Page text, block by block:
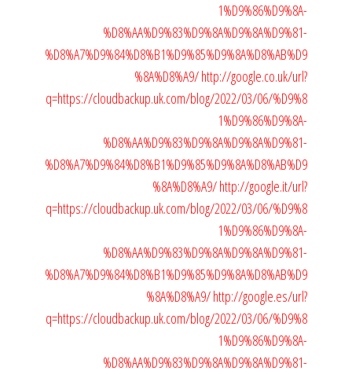
1%D9%86%D9%8A-
%D8%AA%D9%83%D9%8A%D9%8A%D9%81-
%D8%A7%D9%84%D8%B1%D9%85%D9%8A%D8%AB%D9
%8A%D8%A9/http://google.co.uk/url?
q=https://cloudbackup.uk.com/blog/2022/03/06/%D9%8
1%D9%86%D9%8A-
%D8%AA%D9%83%D9%8A%D9%8A%D9%81-
%D8%A7%D9%84%D8%B1%D9%85%D9%8A%D8%AB%D9
%8A%D8%A9/http://google.it/url?
q=https://cloudbackup.uk.com/blog/2022/03/06/%D9%8
1%D9%86%D9%8A-
%D8%AA%D9%83%D9%8A%D9%8A%D9%81-
%D8%A7%D9%84%D8%B1%D9%85%D9%8A%D8%AB%D9
%8A%D8%A9/http://google.es/url?
q=https://cloudbackup.uk.com/blog/2022/03/06/%D9%8
1%D9%86%D9%8A-
%D8%AA%D9%83%D9%8A%D9%8A%D9%81-